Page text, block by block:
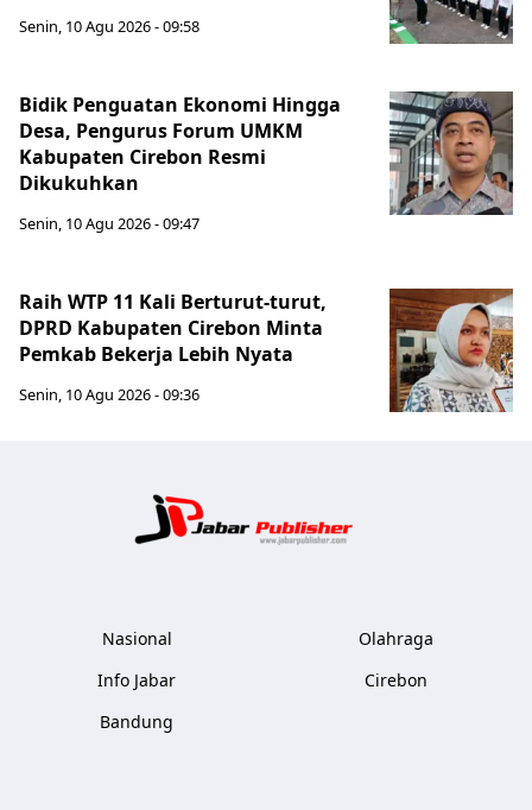
Senin, 10 Agu 2026 - 09:58
Bidik Penguatan Ekonomi Hingga
Desa, Pengurus Forum UMKM
Kabupaten Cirebon Resmi
Dikukuhkan
Senin, 10 Agu 2026 - 09:47
Raih WTP 11 Kali Berturut-turut,
DPRD Kabupaten Cirebon Minta
Pemkab Bekerja Lebih Nyata
Senin, 10 Agu 2026 - 09:36
Nasional
Info Jabar
Bandung
Olahraga
Cirebon